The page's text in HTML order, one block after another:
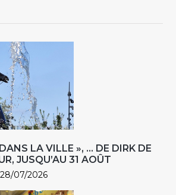
LA VILLE », … DE DIRK DE
JUSQU’AU 31 AOÛT
07/2026